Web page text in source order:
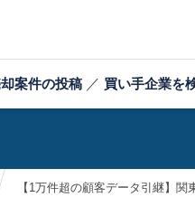
案件の投稿 ／ 買い手企業を
【1万件超の顧客データ引継】関